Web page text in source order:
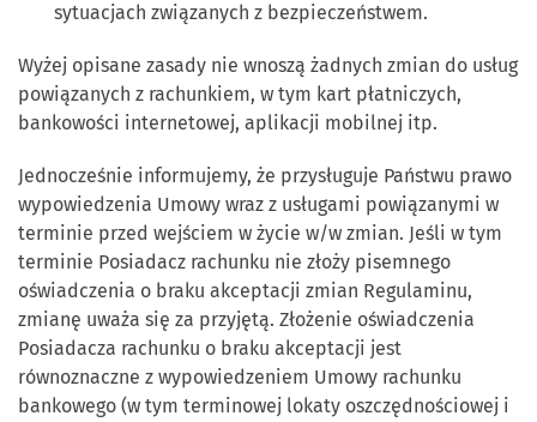
sytuacjach związanych z bezpieczeństwem.
Wyżej opisane zasady nie wnoszą żadnych zmian do usług
powiązanych z rachunkiem, w tym kart płatniczych,
bankowości internetowej, aplikacji mobilnej itp.
Jednocześnie informujemy, że przysługuje Państwu prawo
wypowiedzenia Umowy wraz z usługami powiązanymi w
terminie przed wejściem w życie w/w zmian. Jeśli w tym
terminie Posiadacz rachunku nie złoży pisemnego
oświadczenia o braku akceptacji zmian Regulaminu,
zmianę uważa się za przyjętą. Złożenie oświadczenia
Posiadacza rachunku o braku akceptacji jest
równoznaczne z wypowiedzeniem Umowy rachunku
bankowego (w tym terminowej lokaty oszczędnościowej i